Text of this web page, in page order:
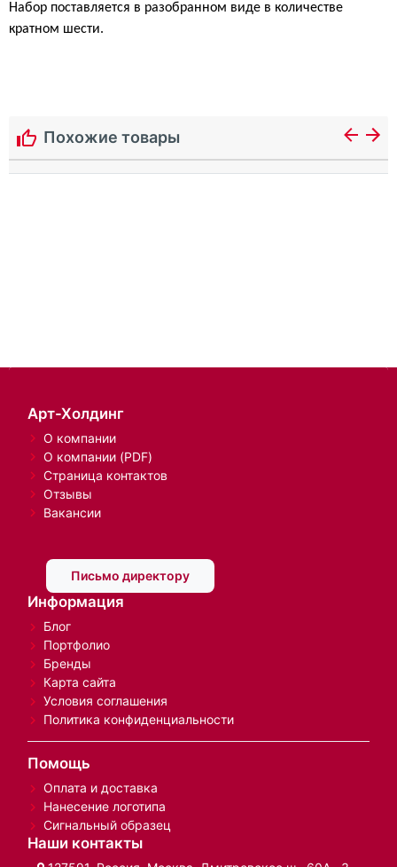
Набор поставляется в разобранном виде в количестве
кратном шести.
Похожие товары
Арт-Холдинг
О компании
О компании (PDF)
Страница контактов
Отзывы
Вакансии
Письмо директору
Информация
Блог
Портфолио
Бренды
Карта сайта
Условия соглашения
Политика конфиденциальности
Помощь
Оплата и доставка
Нанесение логотипа
Сигнальный образец
Наши контакты